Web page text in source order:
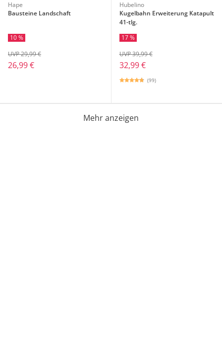
Hape
Bausteine Landschaft
10 %
26,99 €
UVP 29,99 €
Hubelino
Kugelbahn Erweiterung Katapult
41-tlg.
17 %
32,99 €
UVP 39,99 €
(99)
Mehr anzeigen